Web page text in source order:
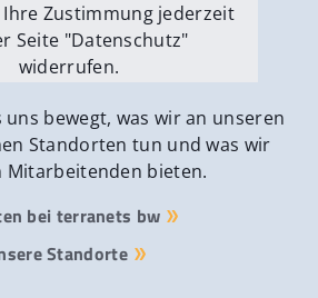
Ihre Zustimmung jederzeit
Seite "Datenschutz"
widerrufen.
Medien erlauben
uns bewegt, was wir an unseren
Standorten tun und was wir
Mitarbeitenden bieten.
bei terranets bw
Standorte